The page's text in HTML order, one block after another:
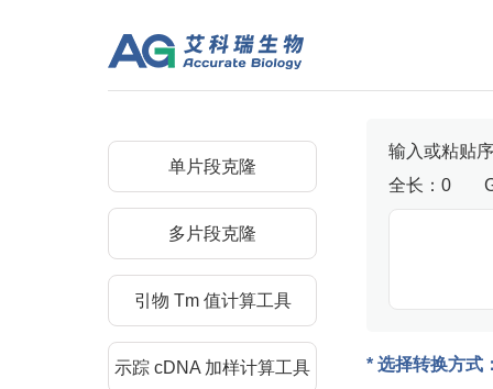
单片段克隆
多片段克隆
引物 Tm 值计算工具
示踪 cDNA 加样计算工具
输入或粘贴
全长：0
* 选择转换方式